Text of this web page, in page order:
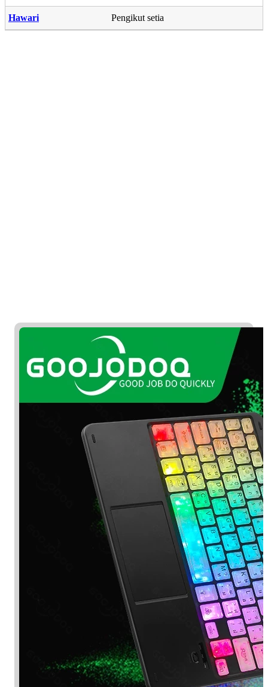
Hawari Pengikut setia